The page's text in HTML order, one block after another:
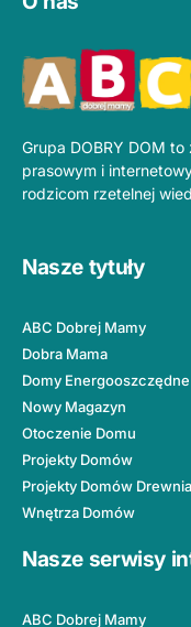
Grupa DOBRY DOM to
prasowym i
rodzicom rzetelnej
Nasze tytuły
ABC Dobrej Mamy
Dobra Mama
Domy Energooszczędne
Nowy Magazyn
Otoczenie Domu
Projekty Domów
Projekty Domów
Wnętrza Domów
Nasze serwisy
ABC Dobrej Mamy